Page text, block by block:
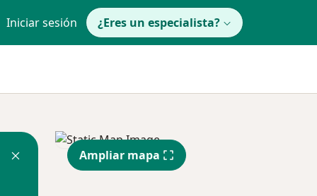
Iniciar sesión ¿Eres un especialista?
Ampliar mapa